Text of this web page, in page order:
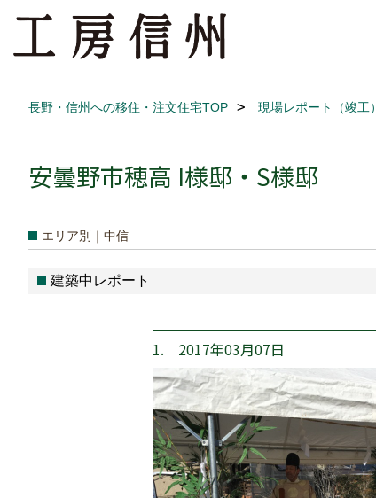
長野・信州への移住・注文住宅TOP 現場レポート（竣工）
安曇野市穂高 I様邸・S様邸
エリア別｜中信
建築中レポート
1. 2017年03月07日